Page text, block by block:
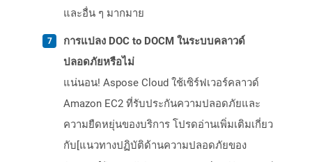
และอื่น ๆ มากมาย
การแปลง DOC to DOCM ในระบบคลาวด์
ปลอดภัยหรือไม่
แน่นอน! Aspose Cloud ใช้เซิร์ฟเวอร์คลาวด์
Amazon EC2 ที่รับประกันความปลอดภัยและ
ความยืดหยุ่นของบริการ โปรดอ่านเพิ่มเติมเกี่ยว
กับ[แนวทางปฏิบัติด้านความปลอดภัยของ